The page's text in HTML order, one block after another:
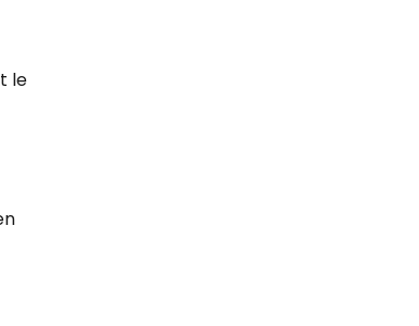
le